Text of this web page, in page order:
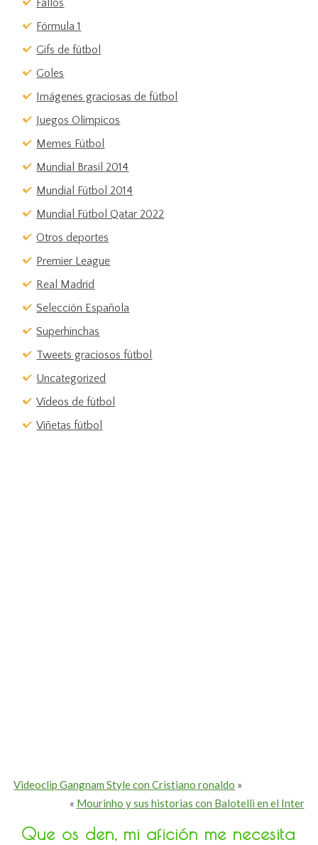
Fallos
Fórmula 1
Gifs de fútbol
Goles
Imágenes graciosas de fútbol
Juegos Olímpicos
Memes Fútbol
Mundial Brasil 2014
Mundial Fútbol 2014
Mundial Fútbol Qatar 2022
Otros deportes
Premier League
Real Madrid
Selección Española
Superhinchas
Tweets graciosos fútbol
Uncategorized
Vídeos de fútbol
Viñetas fútbol
Videoclip Gangnam Style con Cristiano ronaldo »
« Mourinho y sus historias con Balotelli en el Inter
Que os den, mi afición me necesita